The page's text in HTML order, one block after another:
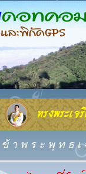
ข้ า พ ร ะ พุ ท ธ เ